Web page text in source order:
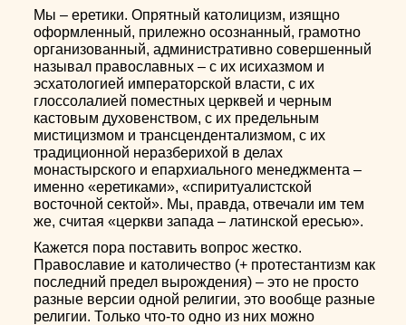
Мы – еретики. Опрятный католицизм, изящно
оформленный, прилежно осознанный, грамотно
организованный, административно совершенный
называл православных – с их исихазмом и
эсхатологией императорской власти, с их
глоссолалией поместных церквей и черным
кастовым духовенством, с их предельным
мистицизмом и трансцендентализмом, с их
традиционной неразберихой в делах
монастырского и епархиального менеджмента –
именно «еретиками», «спиритуалистской
восточной сектой». Мы, правда, отвечали им тем
же, считая «церкви запада – латинской ересью».
Кажется пора поставить вопрос жестко.
Православие и католичество (+ протестантизм как
последний предел вырождения) – это не просто
разные версии одной религии, это вообще разные
религии. Только что-то одно из них можно